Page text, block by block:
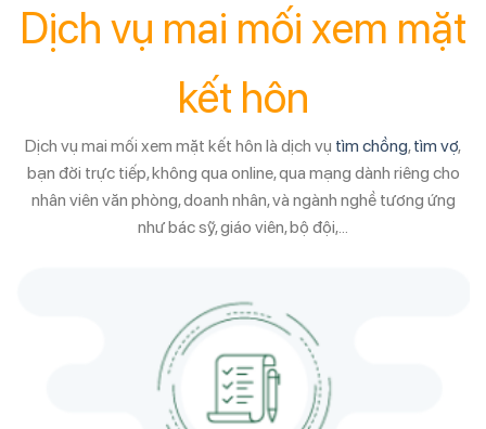
Dịch vụ mai mối xem mặt
kết hôn
Dịch vụ mai mối xem mặt kết hôn là dịch vụ tìm chồng,tìm vợ,
bạn đời trực tiếp, không qua online, qua mạng dành riêng cho
nhân viên văn phòng, doanh nhân, và ngành nghề tương ứng
như bác sỹ, giáo viên, bộ đội,…